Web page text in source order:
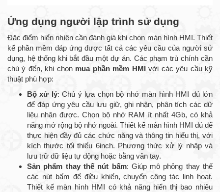
Ứng dụng người lập trình sử dụng
Đặc điểm hiển nhiên cần đánh giá khi chọn màn hình HMI. Thiết
kế phần mềm đáp ứng được tất cả các yêu cầu của người sử
dụng, hệ thống khi bắt đầu một dự án. Các phạm trù chính cần
chú ý đến, khi chọn mua phần mềm HMIvới các yêu cầu kỹ
thuật phù hợp:
Bộ xử lý: Chú ý lựa chọn bộ nhớ màn hình HMI đủ lớn
để đáp ứng yêu cầu lưu giữ, ghi nhận, phân tích các dữ
liệu nhận được. Chọn bộ nhớ RAM ít nhất 4Gb, có khả
năng mở rộng bộ nhớ ngoài. Thiết kế màn hình HMI đủ để
thực hiện đầy đủ các chức năng và thông tin hiểu thị, với
kích thước tối thiểu 6inch. Phương thức xử lý nhập và
lưu trữ dữ liệu tự động hoặc bằng vân tay.
Sản phẩm thay thế nút bấm: Giúp mô phỏng thay thế
các nút bấm để điều khiển, chuyển công tác linh hoạt.
Thiết kế màn hình HMI có khả năng hiển thị bao nhiêu